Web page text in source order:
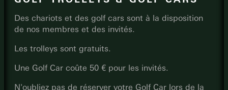
Des chariots et des golf cars sont à la disposition
de nos membres et des invités.
Les trolleys sont gratuits.
Une Golf Car coûte 50 € pour les invités.
N'oubliez pas de réserver votre Golf Car lors de la